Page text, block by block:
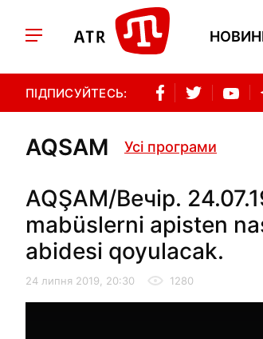
ПІДПИСУЙТЕСЬ:
AQSAM Усі програми
AQŞAM/Вечір.
mabüslerni apisten
abidesi qoyulacak.
24 липня 2019, 20:30 1280